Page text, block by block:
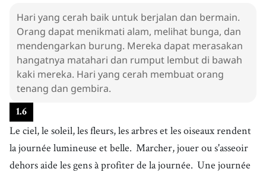
Hari yang cerah baik untuk berjalan dan bermain.
Orang dapat menikmati alam, melihat bunga, dan
mendengarkan burung. Mereka dapat merasakan
hangatnya matahari dan rumput lembut di bawah
kaki mereka. Hari yang cerah membuat orang
tenang dan gembira.
1.6
Le ciel, le soleil, les fleurs, les arbres et les oiseaux rendent
la journée lumineuse et belle. Marcher, jouer ou s'asseoir
dehors aide les gens à profiter de la journée. Une journée